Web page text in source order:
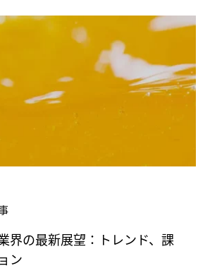
界の最新展望：トレンド、課
ン